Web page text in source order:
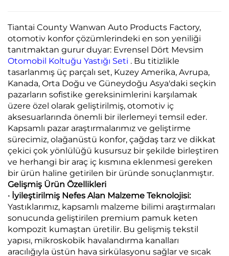
Tiantai County Wanwan Auto Products Factory,
otomotiv konfor çözümlerindeki en son yeniliği
tanıtmaktan gurur duyar: Evrensel Dört Mevsim
Otomobil Koltuğu Yastığı Seti . Bu titizlikle
tasarlanmış üç parçalı set, Kuzey Amerika, Avrupa,
Kanada, Orta Doğu ve Güneydoğu Asya'daki seçkin
pazarların sofistike gereksinimlerini karşılamak
üzere özel olarak geliştirilmiş, otomotiv iç
aksesuarlarında önemli bir ilerlemeyi temsil eder.
Kapsamlı pazar araştırmalarımız ve geliştirme
sürecimiz, olağanüstü konfor, çağdaş tarz ve dikkat
çekici çok yönlülüğü kusursuz bir şekilde birleştiren
ve herhangi bir araç iç kısmına eklenmesi gereken
bir ürün haline getirilen bir üründe sonuçlanmıştır.
Gelişmiş Ürün Özellikleri
· İyileştirilmiş Nefes Alan Malzeme Teknolojisi:
Yastıklarımız, kapsamlı malzeme bilimi araştırmaları
sonucunda geliştirilen premium pamuk keten
kompozit kumaştan üretilir. Bu gelişmiş tekstil
yapısı, mikroskobik havalandırma kanalları
aracılığıyla üstün hava sirkülasyonu sağlar ve sıcak